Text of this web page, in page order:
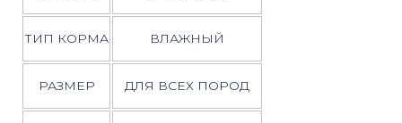
ТИП КОРМА ВЛАЖНЫЙ
РАЗМЕР ДЛЯ ВСЕХ ПОРОД